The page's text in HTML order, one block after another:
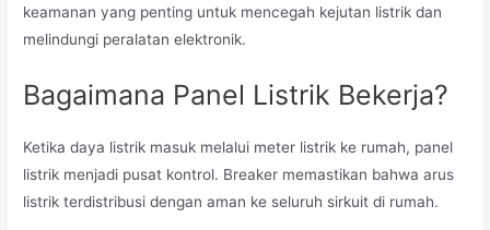
keamanan yang penting untuk mencegah kejutan listrik dan
melindungi peralatan elektronik.
Bagaimana Panel Listrik Bekerja?
Ketika daya listrik masuk melalui meter listrik ke rumah, panel
listrik menjadi pusat kontrol. Breaker memastikan bahwa arus
listrik terdistribusi dengan aman ke seluruh sirkuit di rumah.